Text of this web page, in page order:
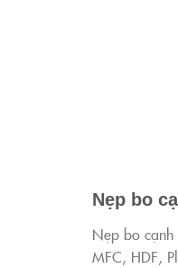
Nẹp bo
Nẹp bo
MFC, HDF,